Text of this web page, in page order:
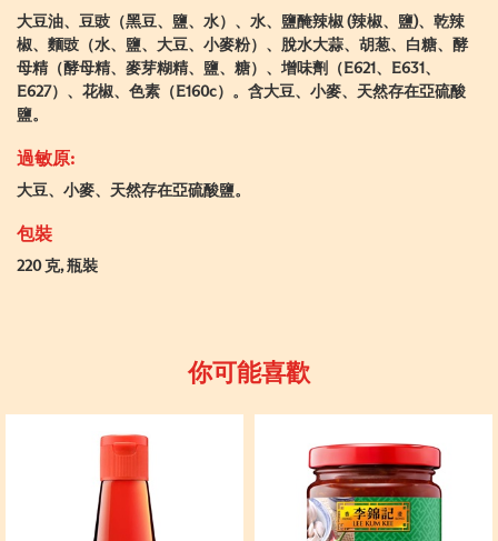
大豆油、豆豉（黑豆、鹽、水）、水、鹽醃辣椒 (辣椒、鹽)、乾辣
椒、麵豉（水、鹽、大豆、小麥粉）、脫水大蒜、胡葱、白糖、酵
母精（酵母精、麥芽糊精、鹽、糖）、增味劑（E621、E631、
E627）、花椒、色素（E160c）。含大豆、小麥、天然存在亞硫酸
鹽。
過敏原:
大豆、小麥、天然存在亞硫酸鹽。
包裝
220 克, 瓶裝
你可能喜歡